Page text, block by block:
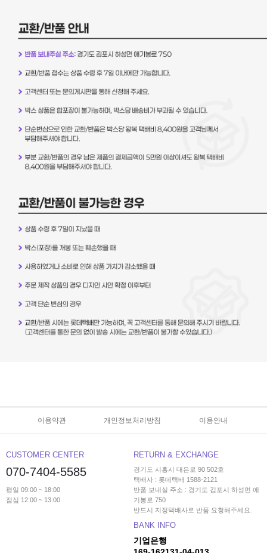
이용약관 개인정보처리방침 이용안내
CUSTOMER CENTER
070-7404-5585
평일 09:00 ~ 18:00
점심 12:00 ~ 13:00
RETURN & EXCHANGE
경기도 시흥시 대은로 90 502호
택배사 : 롯데택배 1588-2121
반품 보내실 주소 : 경기도 김포시 하성면 애
기봉로 750
반드시 지정택배사로 반품 요청해주세요.
BANK INFO
기업은행